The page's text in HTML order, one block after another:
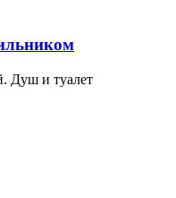
Душ и туалет